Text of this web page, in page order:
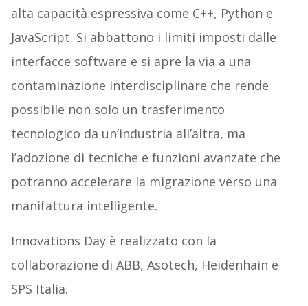
alta capacità espressiva come C++, Python e
JavaScript. Si abbattono i limiti imposti dalle
interfacce software e si apre la via a una
contaminazione interdisciplinare che rende
possibile non solo un trasferimento
tecnologico da un’industria all’altra, ma
l’adozione di tecniche e funzioni avanzate che
potranno accelerare la migrazione verso una
manifattura intelligente.
Innovations Day è realizzato con la
collaborazione di ABB, Asotech, Heidenhain e
SPS Italia.